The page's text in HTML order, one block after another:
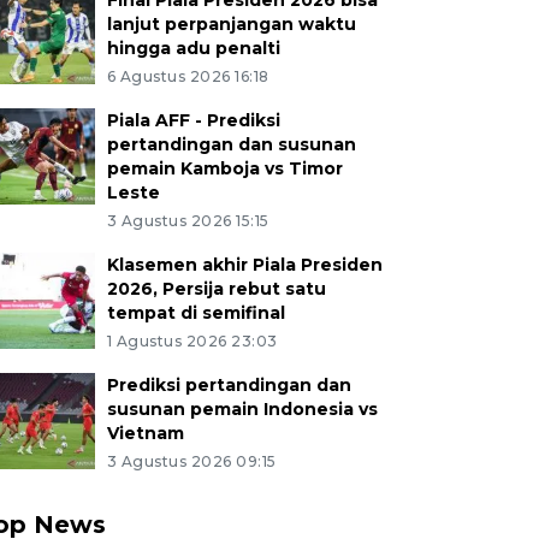
lanjut perpanjangan waktu
hingga adu penalti
6 Agustus 2026 16:18
Piala AFF - Prediksi
pertandingan dan susunan
pemain Kamboja vs Timor
Leste
3 Agustus 2026 15:15
Klasemen akhir Piala Presiden
2026, Persija rebut satu
tempat di semifinal
1 Agustus 2026 23:03
Prediksi pertandingan dan
susunan pemain Indonesia vs
Vietnam
3 Agustus 2026 09:15
News